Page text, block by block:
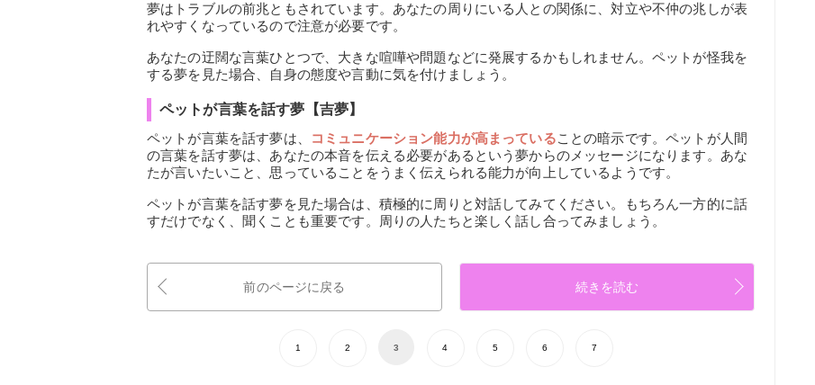
夢はトラブルの前兆ともされています。あなたの周りにいる人との関係に、対立や不仲の兆しが表
れやすくなっているので注意が必要です。
あなたの迂闊な言葉ひとつで、大きな喧嘩や問題などに発展するかもしれません。ペットが怪我を
する夢を見た場合、自身の態度や言動に気を付けましょう。
ペットが言葉を話す夢【吉夢】
ペットが言葉を話す夢は、
コミュニケーション能力が高まっていることの暗示です。ペットが人間
の言葉を話す夢は、あなたの本音を伝える必要があるという夢からのメッセージになります。あな
たが言いたいこと、思っていることをうまく伝えられる能力が向上しているようです。
ペットが言葉を話す夢を見た場合は、積極的に周りと対話してみてください。もちろん一方的に話
すだけでなく、聞くことも重要です。周りの人たちと楽しく話し合ってみましょう。
前のページに戻る 続きを読む
1 2 3 4 5 6 7